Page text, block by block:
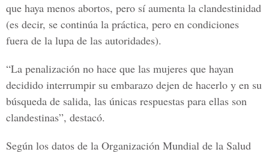
que haya menos abortos, pero sí aumenta la clandestinidad
(es decir, se continúa la práctica, pero en condiciones
fuera de la lupa de las autoridades).
“La penalización no hace que las mujeres que hayan
decidido interrumpir su embarazo dejen de hacerlo y en su
búsqueda de salida, las únicas respuestas para ellas son
clandestinas”, destacó.
Según los datos de la Organización Mundial de la Salud